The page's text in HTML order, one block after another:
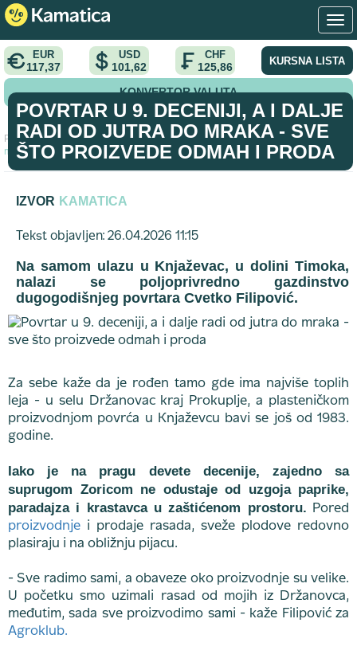
EUR
117,37
USD
101,62
CHF
125,86 KURSNA LISTA
KONVERTOR VALUTA
Početna > vodic >
Povrtar u 9. deceniji, a i dalje radi od jutra do
mraka - sve što proizvede odmah i proda
POVRTAR U 9. DECENIJI, A I DALJE
RADI OD JUTRA DO MRAKA - SVE
ŠTO PROIZVEDE ODMAH I PRODA
IZVOR KAMATICA
Tekst objavljen: 26.04.2026 11:15
Na samom ulazu u Knjaževac, u dolini Timoka,
nalazi se poljoprivredno gazdinstvo
dugogodišnjeg povrtara Cvetko Filipović.
Za sebe kaže da je rođen tamo gde ima najviše toplih
leja - u selu Držanovac kraj Prokuplje, a plasteničkom
proizvodnjom povrća u Knjaževcu bavi se još od 1983.
godine.
Iako je na pragu devete decenije, zajedno sa
suprugom Zoricom ne odustaje od uzgoja paprike,
paradajza i krastavca u zaštićenom prostoru. Pored
proizvodnje i prodaje rasada, sveže plodove redovno
plasiraju i na obližnju pijacu.
- Sve radimo sami, a obaveze oko proizvodnje su velike.
U početku smo uzimali rasad od mojih iz Držanovca,
međutim, sada sve proizvodimo sami - kaže Filipović za
Agroklub.